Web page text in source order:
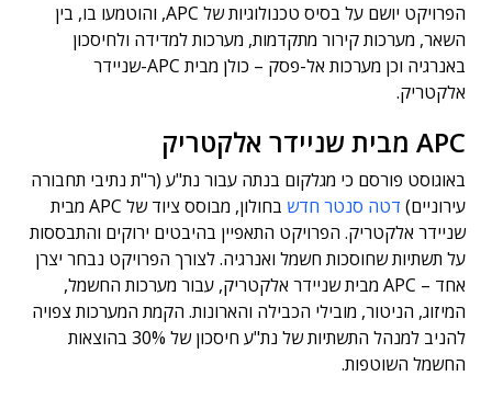
הפרויקט יושם על בסיס טכנולוגיות של APC, והוטמעו בו, בין
השאר, מערכות קירור מתקדמות, מערכות למדידה ולחיסכון
באנרגיה וכן מערכות אל-פסק – כולן מבית APC-שניידר
אלקטריק.
APC מבית שניידר אלקטריק
באוגוסט פורסם כי מגלקום בנתה עבור נת"ע (ר"ת נתיבי תחבורה
עירוניים) דטה סנטר חדש
בחולון, מבוסס ציוד של APC מבית
שניידר אלקטריק. הפרויקט התאפיין בהיבטים ירוקים והתבססות
על תשתיות שחוסכות חשמל ואנרגיה. לצורך הפרויקט נבחר יצרן
אחד – APC מבית שניידר אלקטריק, עבור מערכות החשמל,
המיזוג, הניטור, מובילי הכבילה והארונות. הקמת המערכות צפויה
להניב למנהל התשתיות של נת"ע חיסכון של 30% בהוצאות
החשמל השוטפות.